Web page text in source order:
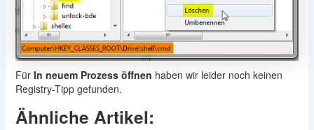
Für In neuem Prozess öffnen haben wir leider noch keinen
Registry-Tipp gefunden.
Ähnliche Artikel: